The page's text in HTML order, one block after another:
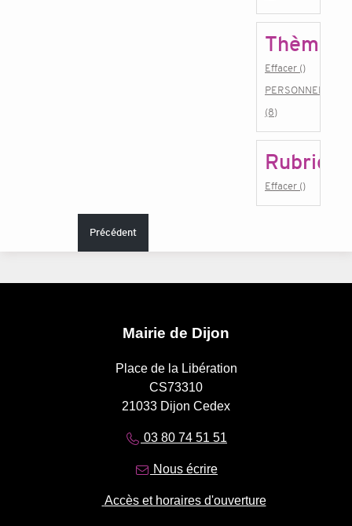
Thème
Effacer ()
PERSONNEL
(8)
Rubrique
Effacer ()
Précédent
Mairie de Dijon
Place de la Libération
CS73310
21033 Dijon Cedex
03 80 74 51 51
Nous écrire
Accès et horaires d'ouverture